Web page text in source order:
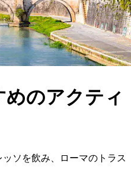
めのアクティ
ソを飲み、ローマのトラス